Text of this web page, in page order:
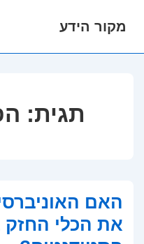
מקור הידע
תגית:
האם
את הכלי